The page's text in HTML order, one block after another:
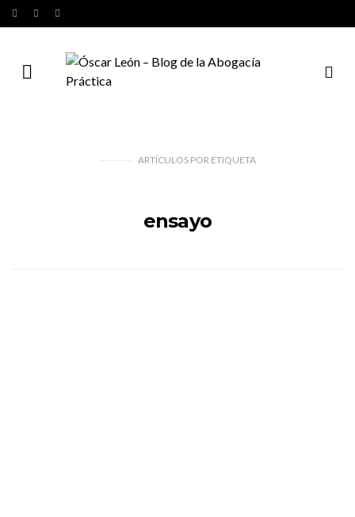
ARTÍCULOS PORETIQUETA
ensayo